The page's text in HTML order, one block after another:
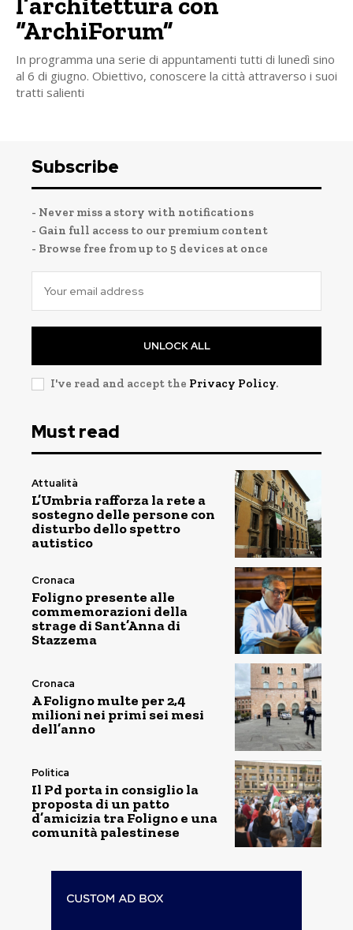
“ArchiForum”
In programma una serie di appuntamenti tutti di lunedì sino
al 6 di giugno. Obiettivo, conoscere la città attraverso i suoi
tratti salienti
Subscribe
- Never miss a story with notifications
- Gain full access to our premium content
- Browse free from up to 5 devices at once
UNLOCK ALL
I've read and accept the Privacy Policy.
Must read
Attualità
L’Umbria rafforza la rete a
sostegno delle persone con
disturbo dello spettro
autistico
Cronaca
Foligno presente alle
commemorazioni della
strage di Sant’Anna di
Stazzema
Cronaca
A Foligno multe per 2,4
milioni nei primi sei mesi
dell’anno
Politica
Il Pd porta in consiglio la
proposta di un patto
d’amicizia tra Foligno e una
comunità palestinese